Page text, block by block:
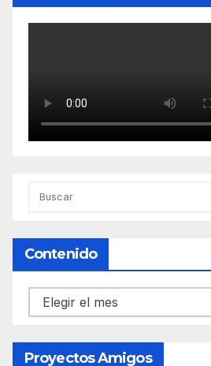
Contenido
Contenido
Proyectos Amigos